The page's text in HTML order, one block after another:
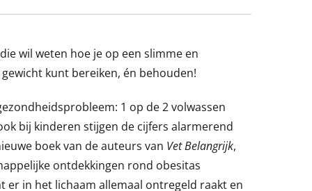
wil weten hoe je op een slimme en
kunt bereiken, én behouden!
1 op de 2 volwassen
bij kinderen stijgen de cijfers alarmerend
boek van de auteurs van Vet Belangrijk,
ontdekkingen rond obesitas
er in het lichaam allemaal ontregeld raakt en